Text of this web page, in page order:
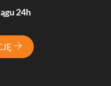
24h